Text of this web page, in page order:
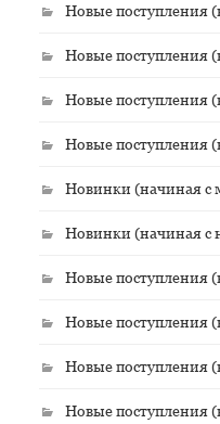
Новые поступления
Новые поступления
Новые поступления
Новые поступления
Новинки (начиная с
Новинки (начиная с
Новые поступления
Новые поступления
Новые поступления
Новые поступления